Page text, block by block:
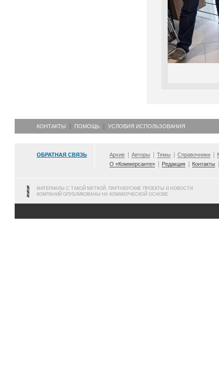
КОНТАКТЫ ПОМОЩЬ УСЛОВИЯ ИСПОЛЬЗОВАНИЯ
ОБРАТНАЯ СВЯЗЬ Архив Авторы Темы Справочники
О «Коммерсанте»
Редакция Контакты
МАТЕРИАЛЫ С ТАКОЙ МЕТКОЙ, ПАРТНЕРСКИЕ ПРОЕКТЫ И НОВОСТИ
КОМПАНИЙ ОПУБЛИКОВАНЫ НА КОММЕРЧЕСКОЙ ОСНОВЕ